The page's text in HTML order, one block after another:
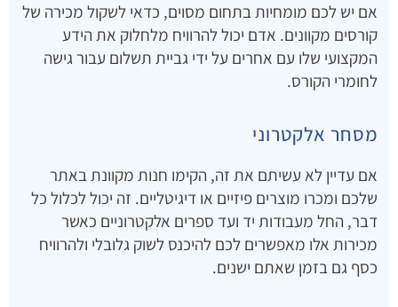
אם יש לכם מומחיות בתחום מסוים, כדאי לשקול מכירה של
קורסים מקוונים. אדם יכול להרוויח מלחלוק את הידע
המקצועי שלו עם אחרים על ידי גביית תשלום עבור גישה
לחומרי הקורס.
מסחר אלקטרוני
אם עדיין לא עשיתם את זה, הקימו חנות מקוונת באתר
שלכם ומכרו מוצרים פיזיים או דיגיטליים. זה יכול לכלול כל
דבר, החל מעבודות יד ועד ספרים אלקטרוניים כאשר
מכירות אלו מאפשרים לכם להיכנס לשוק גלובלי ולהרוויח
כסף גם בזמן שאתם ישנים.